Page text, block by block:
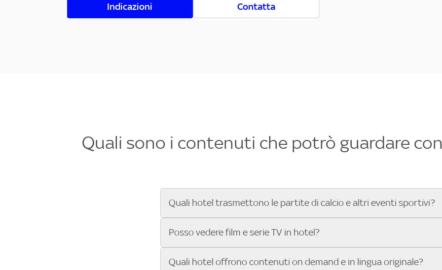
Indicazioni Contatta
Quali sono i contenuti che potrò guardare
Quali hotel trasmettono le partite di calcio e altri eventi sportivi?
Se cerchi un hotel dove poter vedere le partite di Serie A, UEFA Champions
che trasmette gli eventi sportivi.
Posso vedere film e serie TV in hotel?
Sì, gli hotel che hanno Sky in camera offrono una vasta selezione di film
Quali hotel offrono contenuti on demand e in lingua originale?